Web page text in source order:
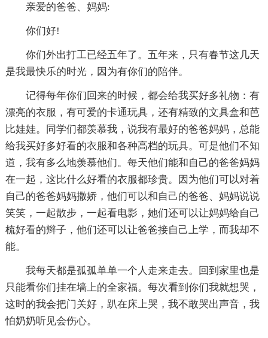
亲爱的爸爸、妈妈:
你们好!
你们外出打工已经五年了。五年来，只有春节这几天
是我最快乐的时光，因为有你们的陪伴。
记得每年你们回来的时候，都会给我买好多礼物：有
漂亮的衣服，有可爱的卡通玩具，还有精致的文具盒和芭
比娃娃。同学们都羡慕我，说我有最好的爸爸妈妈，总能
给我买好多好看的衣服和各种高档的玩具。可是他们不知
道，我有多么地羡慕他们。每天他们能和自己的爸爸妈妈
在一起，这比什么好看的衣服都珍贵。因为他们可以对着
自己的爸爸妈妈撒娇，他们可以和自己的爸爸、妈妈说说
笑笑，一起散步，一起看电影，她们还可以让妈妈给自己
梳好看的辫子，他们还可以让爸爸接自己上学，而我却不
能。
我每天都是孤孤单单一个人走来走去。回到家里也是
只能看你们挂在墙上的全家福。每次看到你们我就想哭，
这时的我会把门关好，趴在床上哭，我不敢哭出声音，我
怕奶奶听见会伤心。